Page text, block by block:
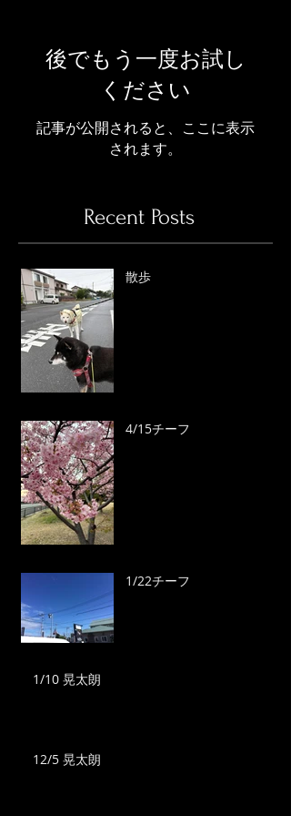
後でもう一度お試し
ください
記事が公開されると、ここに表示
されます。
Recent Posts
散歩
4/15チーフ
1/22チーフ
1/10 晃太朗
12/5 晃太朗